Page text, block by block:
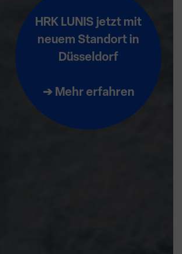
HRK LUNIS jetzt mit
neuem Standort in
Düsseldorf
➔ Mehr erfahren